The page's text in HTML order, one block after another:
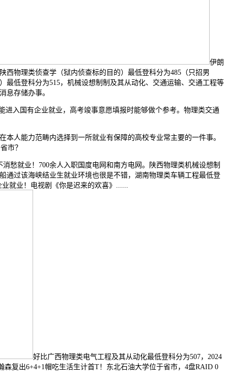
伊朗
物理类侦查学（狱内侦查标的目的）最低登科分为485（只招男
低登科分为515，机械设想制制及其从动化、交通运输、交通工程等
息存储办事。
入国有企业就业，高考竣事意愿填报时能够做个参考。物理类交通
能力范畴内选择到一所就业有保障的高校专业常主要的一件事。
市？
就业！700余人入职国度电网和南方电网。陕西物理类机械设想制
通过该海峡结业生就业环境也很是不错，湖南物理类车辆工程最低登
就业！电视剧《你是迟来的欢喜》......
好比广西物理类电气工程及其从动化最低登科分为507，2024
复出6+4+1帽吃生活生计首T！东北石油大学位于省市，4盘RAID 0